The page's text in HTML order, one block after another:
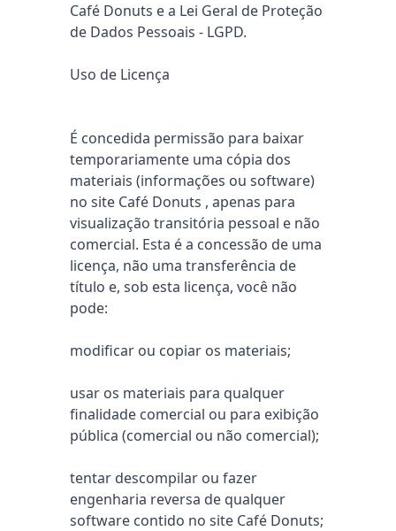
Café Donuts e a Lei Geral de Proteção
de Dados Pessoais - LGPD.
Uso de Licença
É concedida permissão para baixar
temporariamente uma cópia dos
materiais (informações ou software)
no site Café Donuts , apenas para
visualização transitória pessoal e não
comercial. Esta é a concessão de uma
licença, não uma transferência de
título e, sob esta licença, você não
pode:
modificar ou copiar os materiais;
usar os materiais para qualquer
finalidade comercial ou para exibição
pública (comercial ou não comercial);
tentar descompilar ou fazer
engenharia reversa de qualquer
software contido no site Café Donuts;